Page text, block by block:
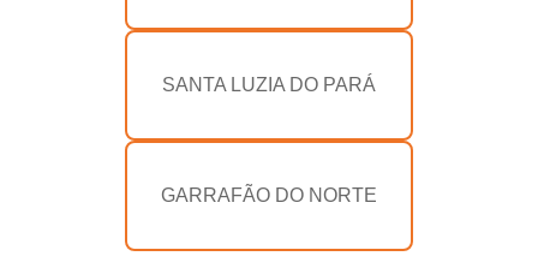
SANTA LUZIA DO PARÁ
GARRAFÃO DO NORTE